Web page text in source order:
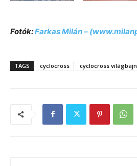
Fotók:Farkas Milán –
TAGS cyclocross cyclocross